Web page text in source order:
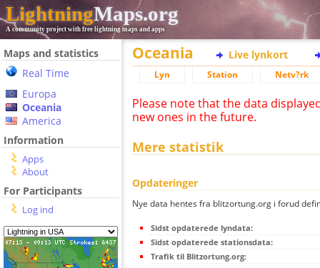
LightningMaps.org
A community project with free lightning maps and apps
Maps and statistics
Real Time
Europa
Oceania
America
Information
Apps
About
For Participants
Log ind
Oceania Live lynkort
Lyn Station Netv?rk
Please note that the data
new ones in the future.
Mere statistik
Opdateringer
Nye data hentes fra blitzortung.org i forud
Sidst opdaterede lyndata:
Sidst opdaterede stationsdata:
Trafik til Blitzortung.org: